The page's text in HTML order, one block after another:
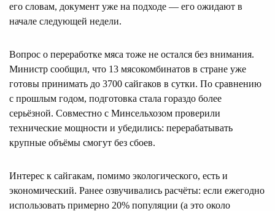
его словам, документ уже на подходе — его ожидают в
начале следующей недели.
Вопрос о переработке мяса тоже не остался без внимания.
Министр сообщил, что 13 мясокомбинатов в стране уже
готовы принимать до 3700 сайгаков в сутки. По сравнению
с прошлым годом, подготовка стала гораздо более
серьёзной. Совместно с Минсельхозом проверили
технические мощности и убедились: перерабатывать
крупные объёмы смогут без сбоев.
Интерес к сайгакам, помимо экологического, есть и
экономический. Ранее озвучивались расчёты: если ежегодно
использовать примерно 20% популяции (а это около